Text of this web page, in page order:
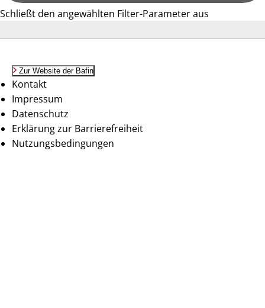
Schließt den angewählten Filter-Parameter aus
Zur Website der Bafin
Kontakt
Impressum
Datenschutz
Erklärung zur Barrierefreiheit
Nutzungsbedingungen